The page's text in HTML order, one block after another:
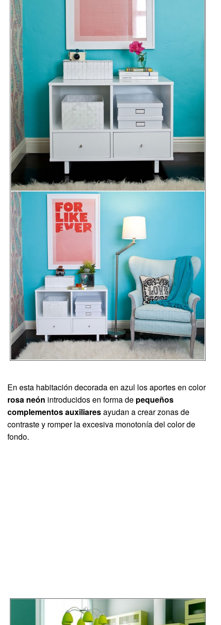
En esta habitación decorada en azul los aportes en color
rosa neón introducidos en forma de pequeños
complementos auxiliaresayudan a crear zonas de
contraste y romper la excesiva monotonía del color de
fondo.